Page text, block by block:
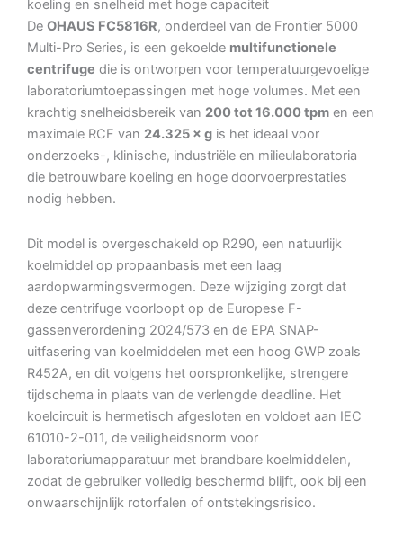
koeling en snelheid met hoge capaciteit
De OHAUS FC5816R, onderdeel van de Frontier 5000
Multi-Pro Series, is een gekoelde multifunctionele
centrifuge die is ontworpen voor temperatuurgevoelige
laboratoriumtoepassingen met hoge volumes. Met een
krachtig snelheidsbereik van 200 tot 16.000 tpm en een
maximale RCF van 24.325 × g is het ideaal voor
onderzoeks-, klinische, industriële en milieulaboratoria
die betrouwbare koeling en hoge doorvoerprestaties
nodig hebben.
Dit model is overgeschakeld op R290, een natuurlijk
koelmiddel op propaanbasis met een laag
aardopwarmingsvermogen. Deze wijziging zorgt dat
deze centrifuge voorloopt op de Europese F-
gassenverordening 2024/573 en de EPA SNAP-
uitfasering van koelmiddelen met een hoog GWP zoals
R452A, en dit volgens het oorspronkelijke, strengere
tijdschema in plaats van de verlengde deadline. Het
koelcircuit is hermetisch afgesloten en voldoet aan IEC
61010-2-011, de veiligheidsnorm voor
laboratoriumapparatuur met brandbare koelmiddelen,
zodat de gebruiker volledig beschermd blijft, ook bij een
onwaarschijnlijk rotorfalen of ontstekingsrisico.